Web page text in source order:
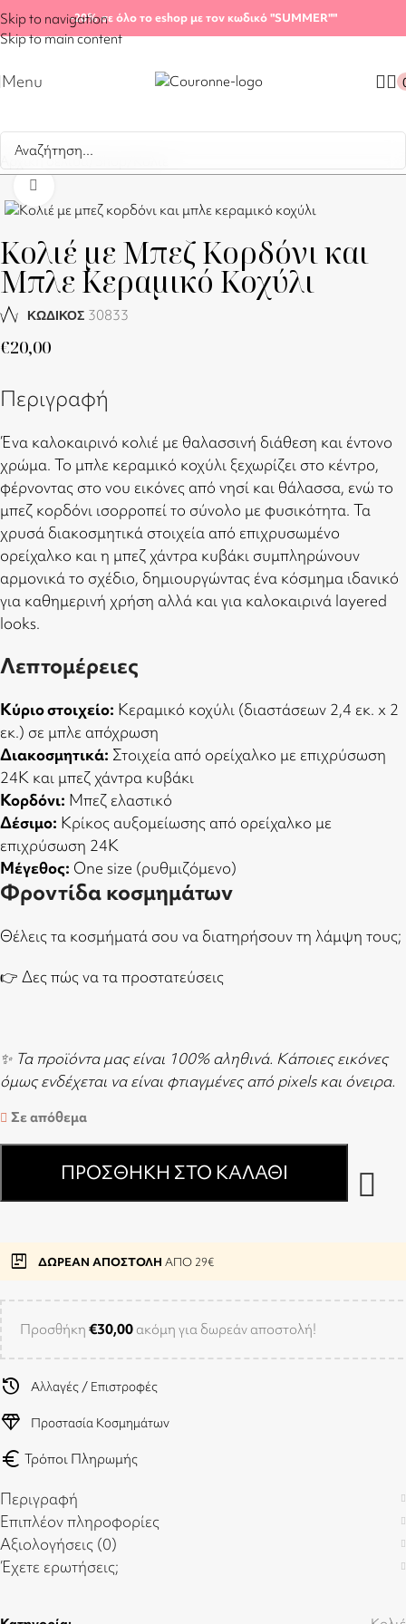
Skip to navigation
Skip to main content
-20%σε όλο το eshop με τον κωδικό "SUMMER""
Menu
Αρχική σελίδα
Κολιέ με Μπεζ Κορδόνι και
Μπλε Κεραμικό Κοχύλι
ΚΩΔΙΚΟΣ 30833
€20,00
Περιγραφή
Ένα καλοκαιρινό κολιέ με θαλασσινή διάθεση και έντονο
χρώμα. Το μπλε κεραμικό κοχύλι ξεχωρίζει στο κέντρο,
φέρνοντας στο νου εικόνες από νησί και θάλασσα, ενώ το
μπεζ κορδόνι ισορροπεί το σύνολο με φυσικότητα. Τα
χρυσά διακοσμητικά στοιχεία από επιχρυσωμένο
ορείχαλκο και η μπεζ χάντρα κυβάκι συμπληρώνουν
αρμονικά το σχέδιο, δημιουργώντας ένα κόσμημα ιδανικό
για καθημερινή χρήση αλλά και για καλοκαιρινά layered
looks.
Λεπτομέρειες
Κύριο στοιχείο: Κεραμικό κοχύλι (διαστάσεων 2,4 εκ. x 2
εκ.) σε μπλε απόχρωση
Διακοσμητικά: Στοιχεία από ορείχαλκο με επιχρύσωση
24Κ και μπεζ χάντρα κυβάκι
Κορδόνι: Μπεζ ελαστικό
Δέσιμο: Κρίκος αυξομείωσης από ορείχαλκο με
επιχρύσωση 24Κ
Μέγεθος: One size (ρυθμιζόμενο)
Φροντίδα κοσμημάτων
Θέλεις τα κοσμήματά σου να διατηρήσουν τη λάμψη τους;
👉 Δες πώς να τα προστατεύσεις
✨ Τα προϊόντα μας είναι 100% αληθινά. Κάποιες εικόνες
όμως ενδέχεται να είναι φτιαγμένες από pixels και όνειρα.
Σε απόθεμα
ΠΡΟΣΘΉΚΗ ΣΤΟ ΚΑΛΆΘΙ
package ΔΩΡΕΑΝ ΑΠΟΣΤΟΛΗ ΑΠΟ 29€
Προσθήκη €30,00 ακόμη για δωρεάν αποστολή!
history Αλλαγές / Επιστροφές
diamond Προστασία Κοσμημάτων
euro Τρόποι Πληρωμής
Περιγραφή
Επιπλέον πληροφορίες
Αξιολογήσεις (0)
Έχετε ερωτήσεις;